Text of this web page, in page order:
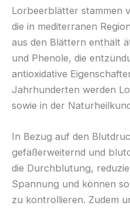
Lorbeerblätter stammen
die in mediterranen
aus den Blättern enthält
und Phenole, die
antioxidative
Jahrhunderten werden
sowie in der
In Bezug auf den
gefäßerweiternd und
die Durchblutung,
Spannung und können
zu kontrollieren. Zudem